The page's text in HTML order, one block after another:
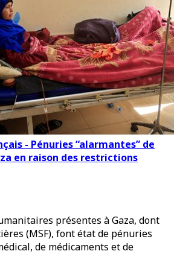
- Pénuries “alarmantes” de
en raison des restrictions
présentes à Gaza, dont
(MSF), font état de pénuries
de médicaments et de